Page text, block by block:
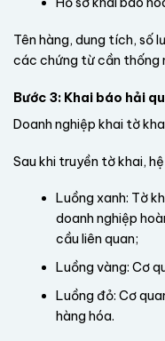
Tên hàng, dung tích, số
các chứng từ cần thống
Bước 3: Khai báo hải
Doanh nghiệp khai tờ
Sau khi truyền tờ khai,
Luồng xanh: Tờ
doanh nghiệp
cầu liên quan;
Luồng vàng: Cơ
Luồng đỏ: Cơ
hàng hóa.